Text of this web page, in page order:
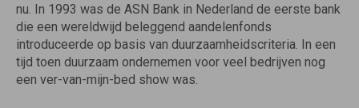
nu. In 1993 was de ASN Bank in Nederland de eerste bank
die een wereldwijd beleggend aandelenfonds
introduceerde op basis van duurzaamheidscriteria. In een
tijd toen duurzaam ondernemen voor veel bedrijven nog
een ver-van-mijn-bed show was.